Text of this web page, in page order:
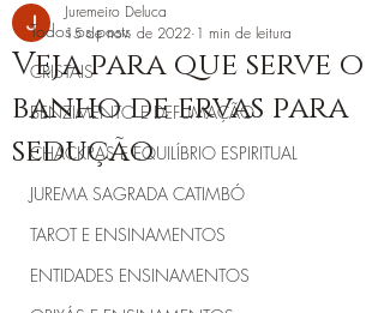
Todos os posts
CRISTAIS
BENZIMENTO E DEFUMAÇÃO
CHACKRAS E EQUILÍBRIO ESPIRITUAL
JUREMA SAGRADA CATIMBÓ
TAROT E ENSINAMENTOS
ENTIDADES ENSINAMENTOS
Veja para que serve o
banho de ervas para
sedução
Juremeiro Deluca
15 de nov. de 2022 1 min de leitura